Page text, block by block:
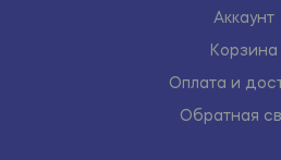
Аккаунт
Корзина
Оплата и
Обратная